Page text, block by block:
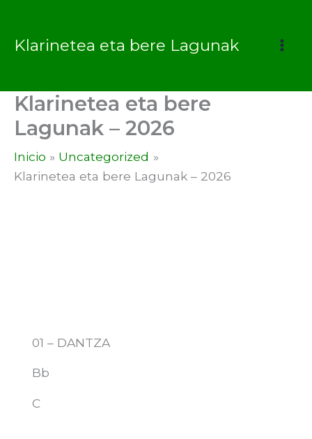
contenido
Klarinetea eta bere Lagunak
Klarinetea eta bere
Lagunak – 2026
Inicio
Uncategorized
Klarinetea eta bere Lagunak – 2026
01 – DANTZA
Bb
C